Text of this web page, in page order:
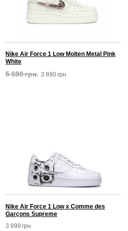
Nike Air Force 1 Low Molten Metal Pink
White
5 690грн. 3 890грн.
Nike Air Force 1 Low х Comme des
Garçons Supreme
3 999 грн.